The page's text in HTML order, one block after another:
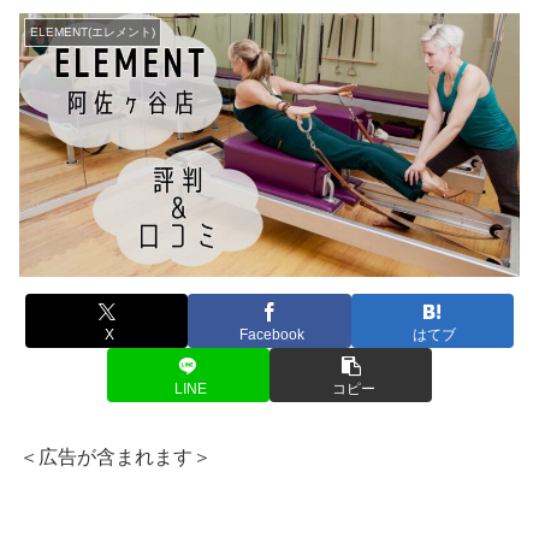
ELEMENT(エレメント)
X Facebook はてブ
LINE コピー
＜広告が含まれます＞